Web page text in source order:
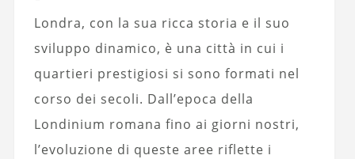
Londra, con la sua ricca storia e il suo
sviluppo dinamico, è una città in cui i
quartieri prestigiosi si sono formati nel
corso dei secoli. Dall’epoca della
Londinium romana fino ai giorni nostri,
l’evoluzione di queste aree riflette i